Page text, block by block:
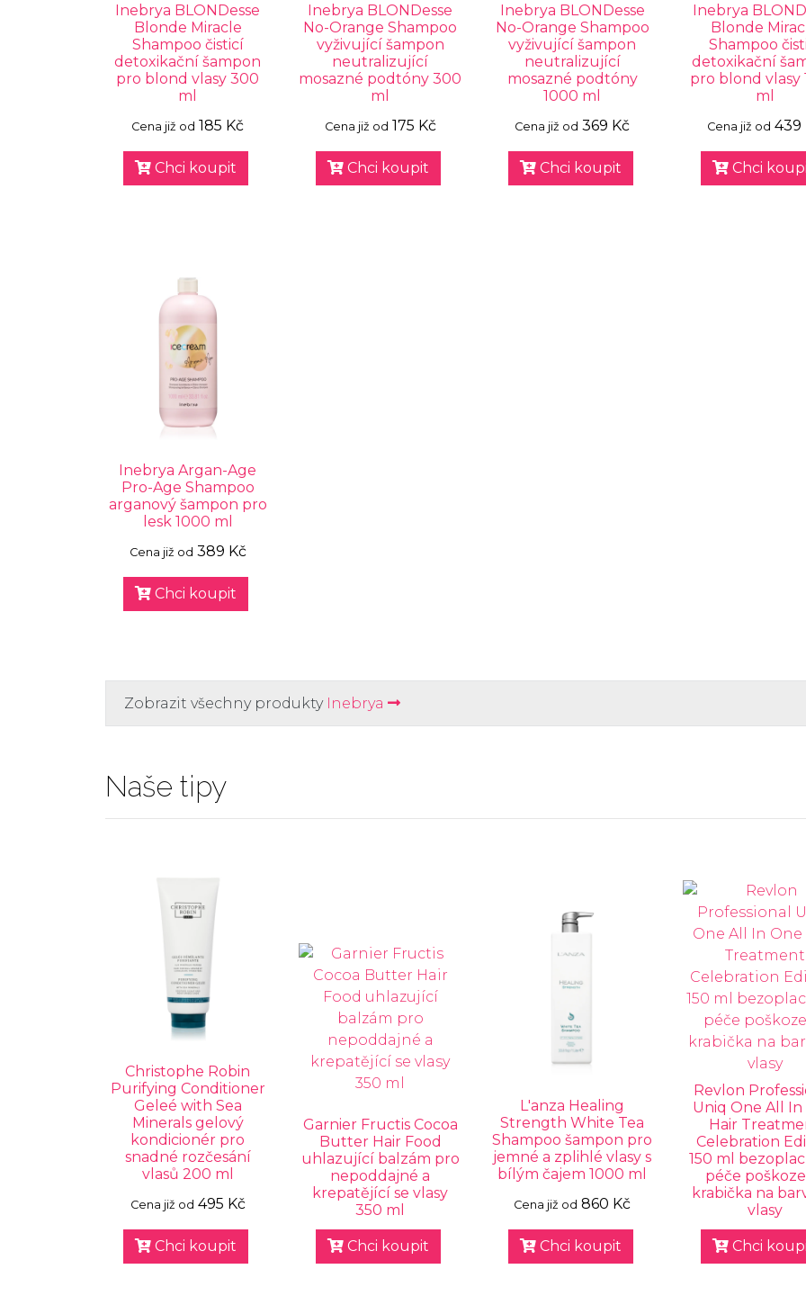
Inebrya BLONDesse
Blonde Miracle
Shampoo čisticí
detoxikační šampon
pro blond vlasy 300
ml
Cena již od 185 Kč
Chci koupit
Inebrya BLONDesse
No-Orange Shampoo
vyživující šampon
neutralizující
mosazné podtóny 300
ml
Cena již od 175 Kč
Chci koupit
Inebrya BLONDesse
No-Orange Shampoo
vyživující šampon
neutralizující
mosazné podtóny
1000 ml
Cena již od 369 Kč
Chci koupit
Inebrya
Blonde
Shampoo
detoxikační
pro blond vlasy
ml
Cena již od 439
Chci
Inebrya Argan-Age
Pro-Age Shampoo
arganový šampon pro
lesk 1000 ml
Cena již od 389 Kč
Chci koupit
Zobrazit všechny produkty Inebrya
Naše tipy
Christophe Robin
Purifying Conditioner
Geleé with Sea
Minerals gelový
kondicionér pro
snadné rozčesání
vlasů 200 ml
Cena již od 495 Kč
Chci koupit
Garnier Fructis Cocoa
Butter Hair Food
uhlazující balzám pro
nepoddajné a
krepatějící se vlasy
350 ml
Chci koupit
L'anza Healing
Strength White Tea
Shampoo šampon pro
jemné a zplihlé vlasy s
bílým čajem 1000 ml
Cena již od 860 Kč
Chci koupit
Revlon
Uniq One All In
Hair
Celebration
150 ml
péče
krabička na
vlasy
Chci